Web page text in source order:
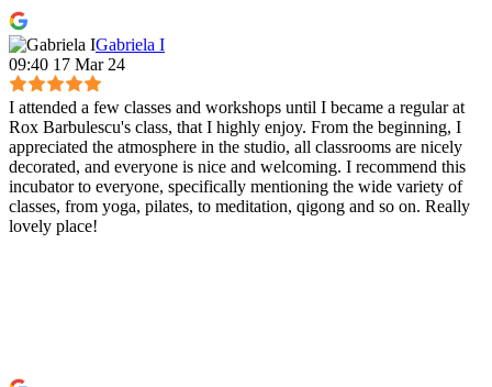
Gabriela I
09:40 17 Mar 24
I attended a few classes and workshops until I became a regular at
Rox Barbulescu's class, that I highly enjoy. From the beginning, I
appreciated the atmosphere in the studio, all classrooms are nicely
decorated, and everyone is nice and welcoming. I recommend this
incubator to everyone, specifically mentioning the wide variety of
classes, from yoga, pilates, to meditation, qigong and so on. Really
lovely place!